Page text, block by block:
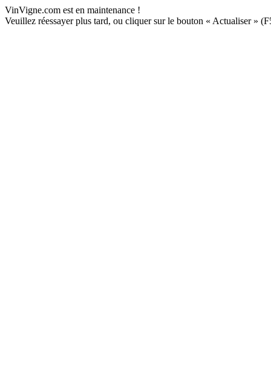
VinVigne.com est en maintenance !
Veuillez réessayer plus tard, ou cliquer sur le bouton « Actualiser »